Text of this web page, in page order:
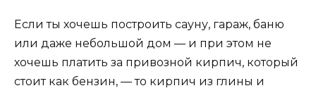
Если ты хочешь построить сауну, гараж, баню
или даже небольшой дом — и при этом не
хочешь платить за привозной кирпич, который
стоит как бензин, — то кирпич из глины и